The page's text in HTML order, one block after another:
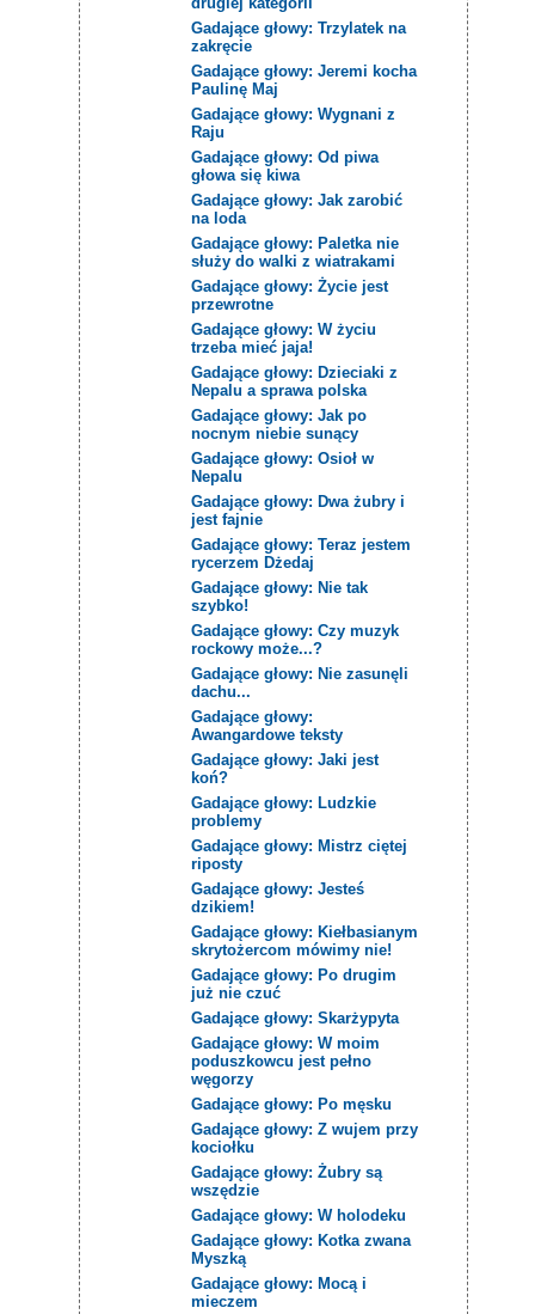
Gadające głowy: Trzylatek na
zakręcie
Gadające głowy: Jeremi kocha
Paulinę Maj
Gadające głowy: Wygnani z
Raju
Gadające głowy: Od piwa
głowa się kiwa
Gadające głowy: Jak zarobić
na loda
Gadające głowy: Paletka nie
służy do walki z wiatrakami
Gadające głowy: Życie jest
przewrotne
Gadające głowy: W życiu
trzeba mieć jaja!
Gadające głowy: Dzieciaki z
Nepalu a sprawa polska
Gadające głowy: Jak po
nocnym niebie sunący
Gadające głowy: Osioł w
Nepalu
Gadające głowy: Dwa żubry i
jest fajnie
Gadające głowy: Teraz jestem
rycerzem Dżedaj
Gadające głowy: Nie tak
szybko!
Gadające głowy: Czy muzyk
rockowy może...?
Gadające głowy: Nie zasunęli
dachu...
Gadające głowy:
Awangardowe teksty
Gadające głowy: Jaki jest
koń?
Gadające głowy: Ludzkie
problemy
Gadające głowy: Mistrz ciętej
riposty
Gadające głowy: Jesteś
dzikiem!
Gadające głowy: Kiełbasianym
skrytożercom mówimy nie!
Gadające głowy: Po drugim
już nie czuć
Gadające głowy: Skarżypyta
Gadające głowy: W moim
poduszkowcu jest pełno
węgorzy
Gadające głowy: Po męsku
Gadające głowy: Z wujem przy
kociołku
Gadające głowy: Żubry są
wszędzie
Gadające głowy: W holodeku
Gadające głowy: Kotka zwana
Myszką
Gadające głowy: Mocą i
mieczem